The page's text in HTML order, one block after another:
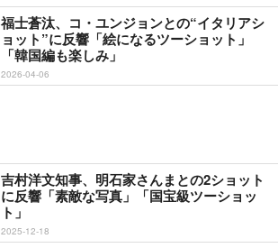
福士蒼汰、コ・ユンジョンとの“イタリアシ
ョット”に反響「絵になるツーショット」
「韓国編も楽しみ」
2026-04-06
吉村洋文知事、明石家さんまとの2ショット
に反響「素敵な写真」「国宝級ツーショッ
ト」
2025-12-18